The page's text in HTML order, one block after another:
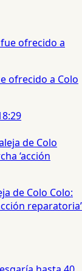
ofrecido a Colo
de Colo Colo:
reparatoria’